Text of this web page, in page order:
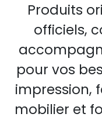
Produits
officiels,
pour vos
impression,
mobilier et